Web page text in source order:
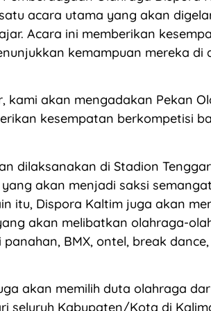
acara utama yang akan
Acara ini memberikan
kemampuan mereka di
kami akan mengadakan Pekan
kesempatan berkompetisi
dilaksanakan di Stadion
akan menjadi saksi
itu, Dispora Kaltim juga akan
akan melibatkan olahraga-
BMX, ontel, break
akan memilih duta olahraga
seluruh Kabupaten/Kota di